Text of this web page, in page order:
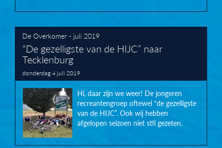
De Overkomer - juli 2019
“De gezelligste van de HIJC” naar
Tecklenburg
donderdag 4 juli 2019
Hi, daar zijn we weer! De jongeren
recreantengroep oftewel “de gezelligste
van de HIJC”. Ook wij hebben
afgelopen seizoen niet stil gezeten.